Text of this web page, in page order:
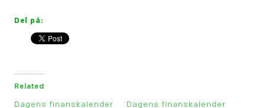
Del på:
Related
Dagens finanskalender
Dagens finanskalender